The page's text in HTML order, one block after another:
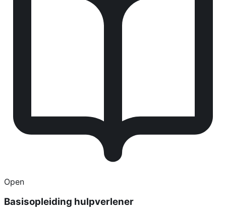
Open
Basisopleiding hulpverlener